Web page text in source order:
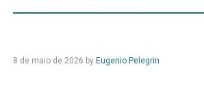
8 de maio de 2026 by Eugenio Pelegrin